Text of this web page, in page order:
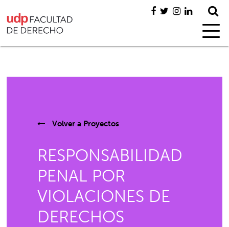
Volver a Proyectos
RESPONSABILIDAD
PENAL POR
VIOLACIONES DE
DERECHOS